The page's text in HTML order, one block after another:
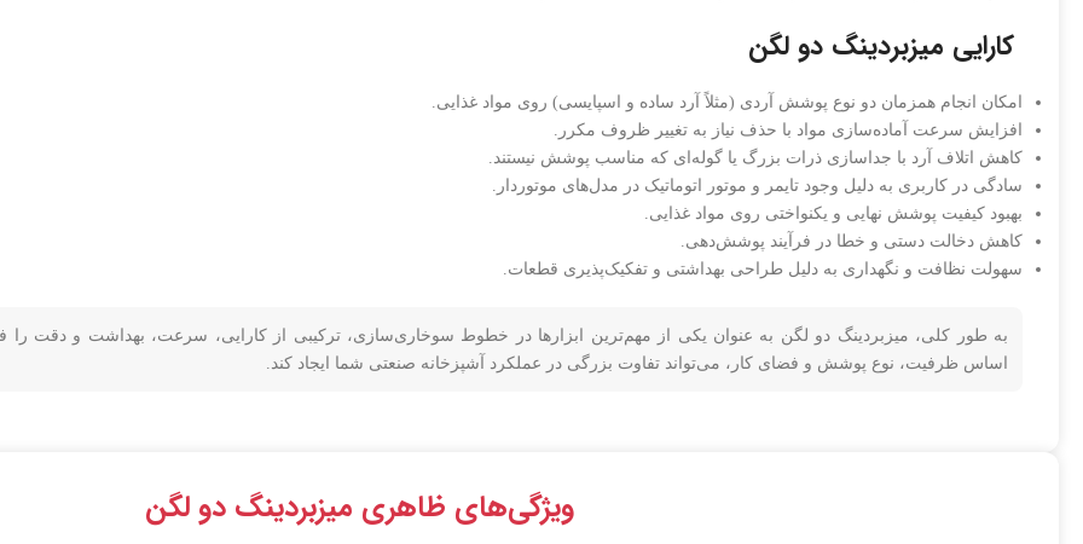
کارایی میزبردینگ دو لگن
امکان انجام همزمان دو نوع پوشش آردی (مثلاً آرد ساده و اسپایسی) روی مواد غذایی.
افزایش سرعت آماده‌سازی مواد با حذف نیاز به تغییر ظروف مکرر.
کاهش اتلاف آرد با جداسازی ذرات بزرگ یا گوله‌ای که مناسب پوشش نیستند.
سادگی در کاربری به دلیل وجود تایمر و موتور اتوماتیک در مدل‌های موتوردار.
بهبود کیفیت پوشش نهایی و یکنواختی روی مواد غذایی.
کاهش دخالت دستی و خطا در فرآیند پوشش‌دهی.
سهولت نظافت و نگهداری به دلیل طراحی بهداشتی و تفکیک‌پذیری قطعات.
به طور کلی، میزبردینگ دو لگن به عنوان یکی از مهم‌ترین ابزارها در خطوط سوخاری‌سازی، ترکیبی از کارایی، سرعت، بهداشت و دقت را
اساس ظرفیت، نوع پوشش و فضای کار، می‌تواند تفاوت بزرگی در عملکرد آشپزخانه صنعتی شما ایجاد کند.
ویژگی‌های ظاهری میزبردینگ دو لگن